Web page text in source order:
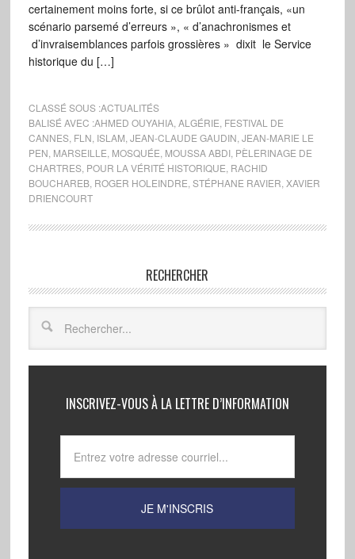
certainement moins forte, si ce brûlot anti-français, «un
scénario parsemé d’erreurs », « d’anachronismes et
d’invraisemblances parfois grossières » dixit le Service
historique du […]
CLASSÉ SOUS :ACTUALITÉS
BALISÉ AVEC :AHMED OUYAHIA, ALGÉRIE FESTIVAL DE
CANNES, FLN ISLAM JEAN-CLAUDE GAUDIN JEAN-MARIE LE
PEN MARSEILLE MOSQUÉE MOUSSA ABDI, PÈLERINAGE DE
CHARTRES, POUR LA VÉRITÉ HISTORIQUE RACHID
BOUCHAREB, ROGER HOLEINDRE STÉPHANE RAVIER XAVIER
DRIENCOURT
RECHERCHER
INSCRIVEZ-VOUS À LA LETTRE D’INFORMATION